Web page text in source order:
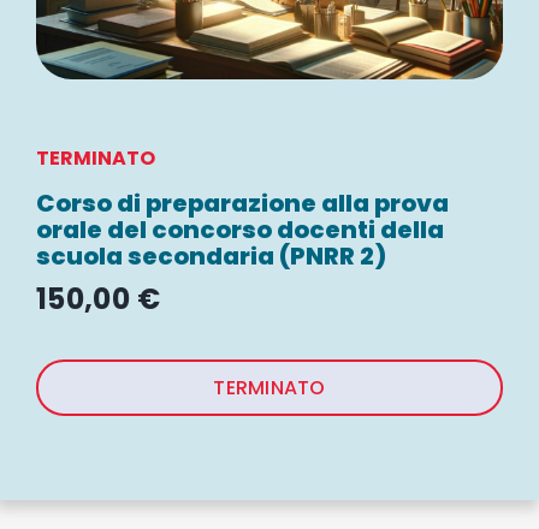
WEBINAR
NEWS
TERMINATO
Corso di preparazione alla prova
orale del concorso docenti della
scuola secondaria (PNRR 2)
150,00 €
TERMINATO